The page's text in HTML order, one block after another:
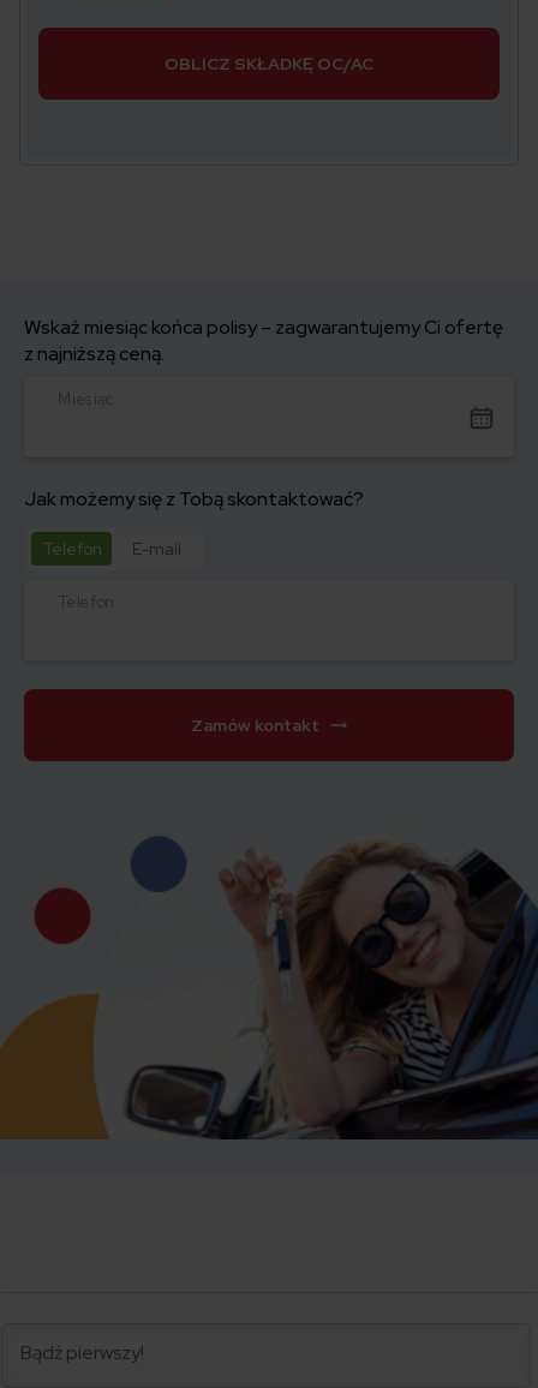
OBLICZ SKŁADKĘ OC/AC
Wskaż miesiąc końca polisy – zagwarantujemy Ci ofertę
z najniższą ceną.
Miesiąc
Jak możemy się z Tobą skontaktować?
Telefon E-mail
Telefon
Zamów kontakt